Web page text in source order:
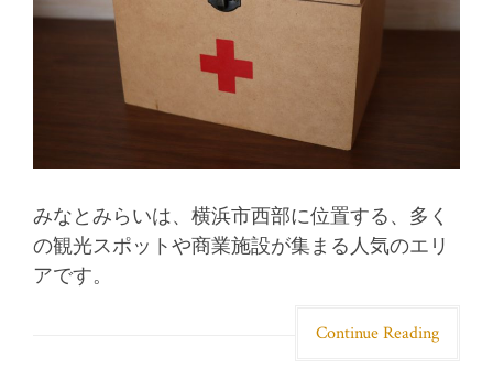
みなとみらいは、横浜市西部に位置する、多く
の観光スポットや商業施設が集まる人気のエリ
アです。
Continue Reading